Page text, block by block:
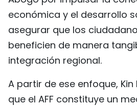
económica y el desarrollo
asegurar que los
beneficien de manera
integración regional.
A partir de ese enfoque,
que el AFF constituye un